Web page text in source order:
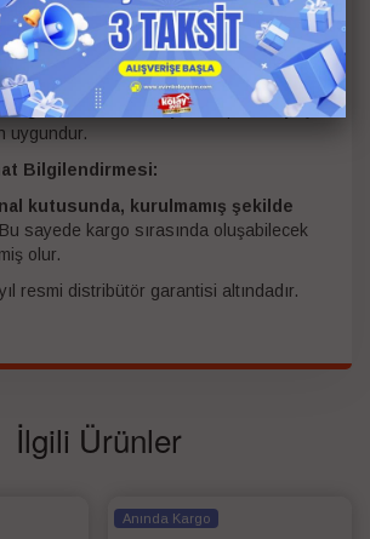
Çocukların konforlu oturuş
kolay kullanım için ayarlanabilir sele.
120–135 cm boya sahip 6–10 yaş
uygundur.
Bilgilendirmesi:
kutusunda, kurulmamış şekilde
sayede kargo sırasında oluşabilecek
olur.
resmi distribütör garantisi altındadır.
İlgili Ürünler
Anında Kargo